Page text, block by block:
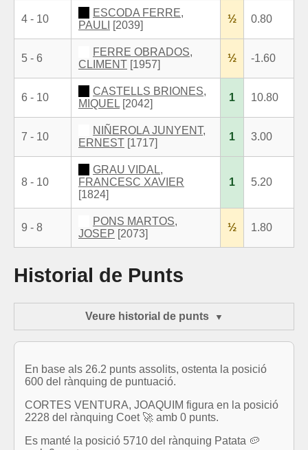
4 - 10
ESCODA FERRE,
PAULI
[2039]
½ 0.80
5 - 6
FERRE OBRADOS,
CLIMENT [1957]
½ -1.60
6 - 10
CASTELLS BRIONES,
MIQUEL [2042]
1 10.80
7 - 10
NIÑEROLA JUNYENT,
ERNEST [1717]
1 3.00
8 - 10
GRAU VIDAL,
FRANCESC XAVIER
[1824]
1 5.20
9 - 8
PONS MARTOS,
JOSEP [2073]
½ 1.80
Historial de Punts
Veure historial de punts
En base als 26.2 punts assolits, ostenta la posició
600 del rànquing de puntuació.
CORTES VENTURA, JOAQUIM figura en la posició
2228 del rànquing Coet 🚀 amb 0 punts.
Es manté la posició 5710 del rànquing Patata 🥔